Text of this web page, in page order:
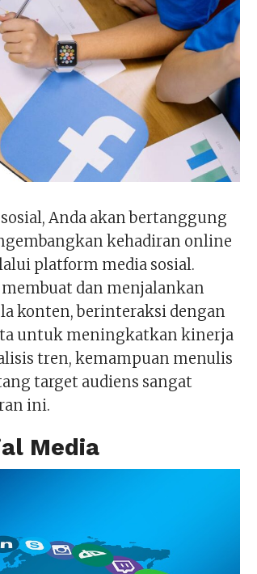
Anda akan bertanggung
kehadiran online
platform media sosial.
dan menjalankan
konten, berinteraksi dengan
untuk meningkatkan kinerja
tren, kemampuan menulis
target audiens sangat
ini.
Media